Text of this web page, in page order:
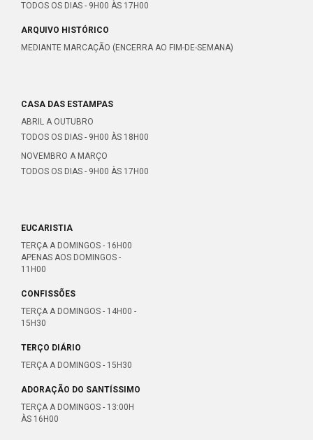
TODOS OS DIAS - 9H00 ÀS 17H00
ARQUIVO HISTÓRICO
MEDIANTE MARCAÇÃO (ENCERRA AO FIM-DE-SEMANA)
CASA DAS ESTAMPAS
ABRIL A OUTUBRO
TODOS OS DIAS - 9H00 ÀS 18H00
NOVEMBRO A MARÇO
TODOS OS DIAS - 9H00 ÀS 17H00
EUCARISTIA
TERÇA A DOMINGOS - 16H00
APENAS AOS DOMINGOS -
11H00
CONFISSÕES
TERÇA A DOMINGOS - 14H00 -
15H30
TERÇO DIÁRIO
TERÇA A DOMINGOS - 15H30
ADORAÇÃO DO SANTÍSSIMO
TERÇA A DOMINGOS - 13:00H
ÀS 16H00